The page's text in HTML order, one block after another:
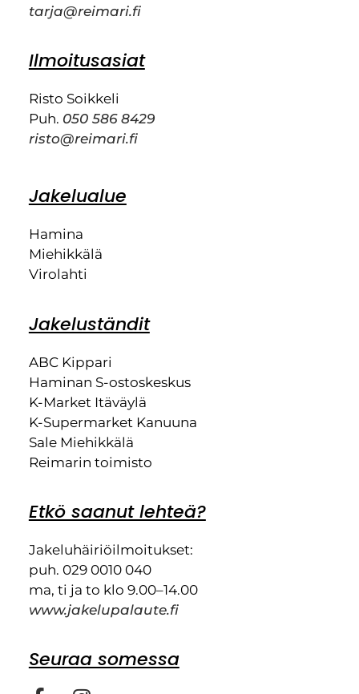
tarja@reimari.fi
Ilmoitusasiat
Risto Soikkeli
Puh. 050 586 8429
risto@reimari.fi
Jakelualue
Hamina
Miehikkälä
Virolahti
Jakeluständit
ABC Kippari
Haminan S-ostoskeskus
K-Market Itäväylä
K-Supermarket Kanuuna
Sale Miehikkälä
Reimarin toimisto
Etkö saanut lehteä?
Jakeluhäiriöilmoitukset:
puh. 029 0010 040
ma, ti ja to klo 9.00–14.00
www.jakelupalaute.fi
Seuraa somessa